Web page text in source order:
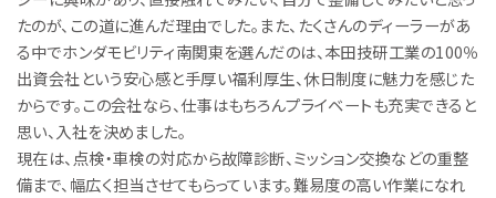
たのが、この道に進んだ理由でした。また、たくさんのディーラーがあ
る中でホンダモビリティ南関東を選んだのは、本田技研工業の100％
出資会社という安心感と手厚い福利厚生、休日制度に魅力を感じた
からです。この会社なら、仕事はもちろんプライベートも充実できると
思い、入社を決めました。
現在は、点検・車検の対応から故障診断、ミッション交換などの重整
備まで、幅広く担当させてもらっています。難易度の高い作業になれ